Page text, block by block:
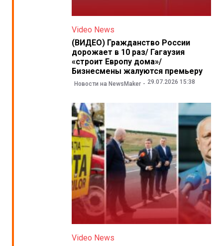
Video News
(ВИДЕО) Гражданство России
дорожает в 10 раз/ Гагаузия
«строит Европу дома»/
Бизнесмены жалуются премьеру
Новости на NewsMaker 29.07.2026 15:38
Video News